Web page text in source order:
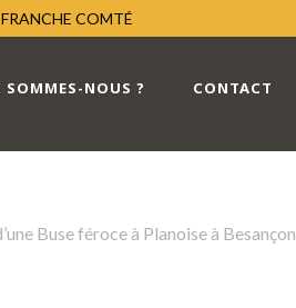
COMTÉ
SOMMES-NOUS ? CONTACT
Buse féroce à Planoise à Besançon